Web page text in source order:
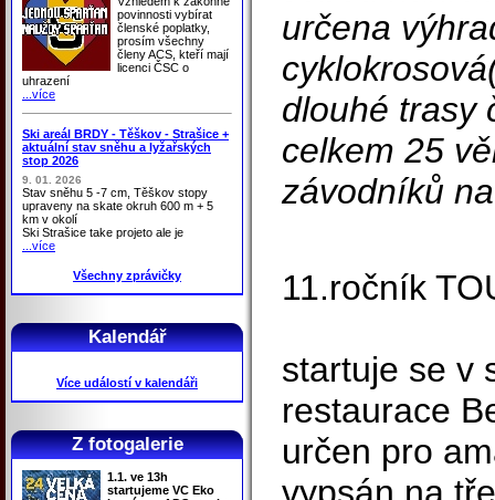
povinnosti vybírat
členské poplatky,
prosím všechny
členy ACS, kteří mají
licenci ČSC o
uhrazení
...více
Ski areál BRDY - Těškov - Strašice +
aktuální stav sněhu a lyžařských
stop 2026
9. 01. 2026
Stav sněhu 5 -7 cm, Těškov stopy
upraveny na skate okruh 600 m + 5
km v okolí
Ski Strašice take projeto ale je
...více
Všechny zprávičky
Kalendář
Více událostí v kalendáři
Z fotogalerie
1.1. ve 13h
startujeme VC Eko
určena
dlouhé trasy
celkem 25
závodníků
11.ročník
startuje se v
restaurace
určen pro